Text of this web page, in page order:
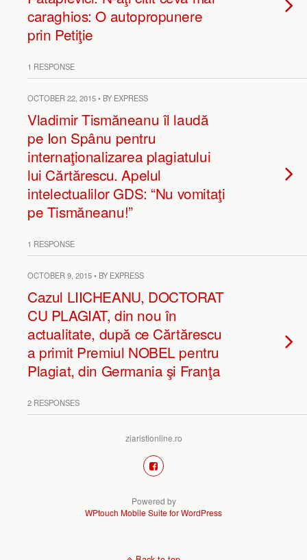
caraghios: O autopropunere
prin Petiţie
1 RESPONSE
OCTOBER 22, 2015 • BY EXPRESS
Vladimir Tismăneanu îl laudă
pe Ion Spânu pentru
internaţionalizarea plagiatului
lui Cărtărescu. Apelul
intelectualilor GDS: “Nu vomitaţi
pe Tismăneanu!”
1 RESPONSE
OCTOBER 9, 2015 • BY EXPRESS
Cazul LIICHEANU, DOCTORAT
CU PLAGIAT, din nou în
actualitate, după ce Cărtărescu
a primit Premiul NOBEL pentru
Plagiat, din Germania şi Franţa
2 RESPONSES
ziaristionline.ro
Powered by
WPtouch Mobile Suite for WordPress